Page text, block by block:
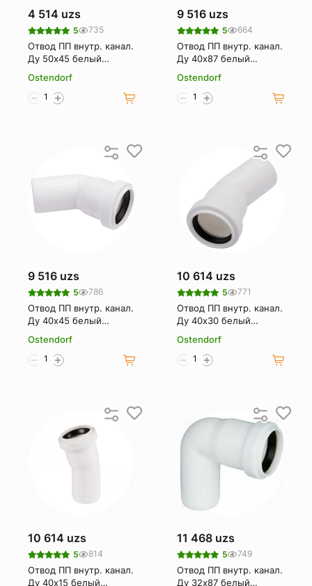
4 514 uzs
5 735
Отвод ПП внутр. канал.
Ду 50х45 белый
Ostendorf
9 516 uzs
5 664
Отвод ПП внутр. канал.
Ду 40х87 белый
Ostendorf
9 516 uzs
5 786
Отвод ПП внутр. канал.
Ду 40х45 белый
Ostendorf
10 614 uzs
5 771
Отвод ПП внутр. канал.
Ду 40х30 белый
Ostendorf
10 614 uzs
5 814
Отвод ПП внутр. канал.
Ду 40х15 белый
11 468 uzs
5 749
Отвод ПП внутр. канал.
Ду 32х87 белый